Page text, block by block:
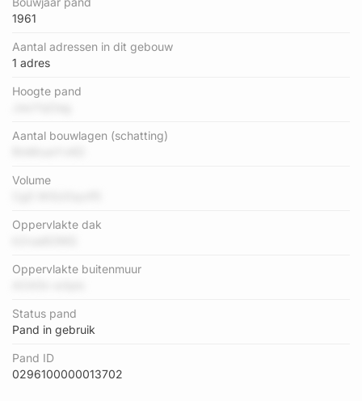
1961
Aantal adressen in dit gebouw
1 adres
Hoogte pand
Aantal bouwlagen (schatting)
Volume
Oppervlakte dak
Oppervlakte buitenmuur
Status pand
Pand in gebruik
Pand ID
0296100000013702